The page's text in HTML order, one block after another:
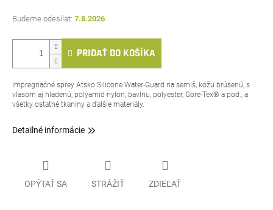
7.8.2026
PRIDAŤ DO KOŠÍKA
Impregnačné sprey Atsko Silicone Water-Guard na semiš, kožu brúsenú, s
vlasom aj hladenú, polyamid-nylon, bavlnu, polyester, Gore-Tex® a pod., a
všetky ostatné tkaniny a ďalšie materiály.
Detailné informácie
OPÝTAŤ SA STRÁŽIŤ ZDIEĽAŤ